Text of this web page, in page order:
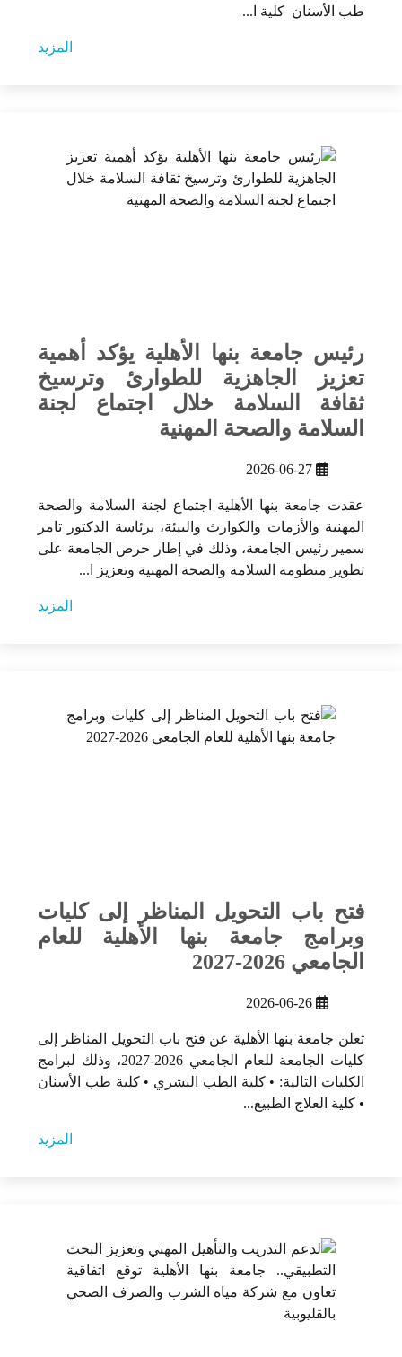
طب الأسنان كلية ا...
المزيد
رئيس جامعة بنها الأهلية يؤكد أهمية
تعزيز الجاهزية للطوارئ وترسيخ
ثقافة السلامة خلال اجتماع لجنة
السلامة والصحة المهنية
2026-06-27
عقدت جامعة بنها الأهلية اجتماع لجنة السلامة والصحة
المهنية والأزمات والكوارث والبيئة، برئاسة الدكتور تامر
سمير رئيس الجامعة، وذلك في إطار حرص الجامعة على
تطوير منظومة السلامة والصحة المهنية وتعزيز ا...
المزيد
فتح باب التحويل المناظر إلى كليات
وبرامج جامعة بنها الأهلية للعام
الجامعي 2026-2027
2026-06-26
تعلن جامعة بنها الأهلية عن فتح باب التحويل المناظر إلى
كليات الجامعة للعام الجامعي 2026-2027، وذلك لبرامج
الكليات التالية: • كلية الطب البشري • كلية طب الأسنان
• كلية العلاج الطبيع...
المزيد